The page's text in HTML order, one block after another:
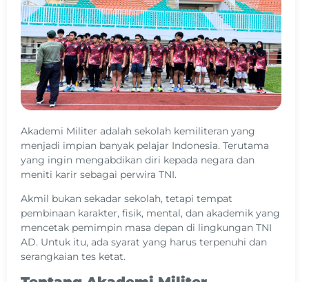
Akademi Militer adalah sekolah kemiliteran yang
menjadi impian banyak pelajar Indonesia. Terutama
yang ingin mengabdikan diri kepada negara dan
meniti karir sebagai perwira TNI.
Akmil bukan sekadar sekolah, tetapi tempat
pembinaan karakter, fisik, mental, dan akademik yang
mencetak pemimpin masa depan di lingkungan TNI
AD. Untuk itu, ada syarat yang harus terpenuhi dan
serangkaian tes ketat.